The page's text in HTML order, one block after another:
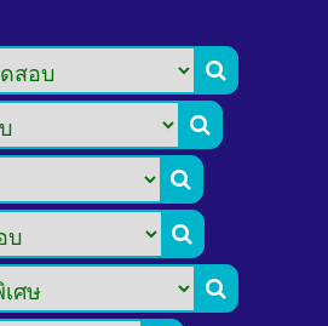




